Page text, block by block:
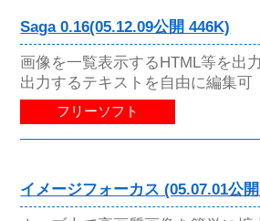
Saga 0.16(05.12.09公開 446K)
画像を一覧表示するHTML等を出
出力するテキストを自由に編集可
フリーソフト
イメージフォーカス (05.07.01公